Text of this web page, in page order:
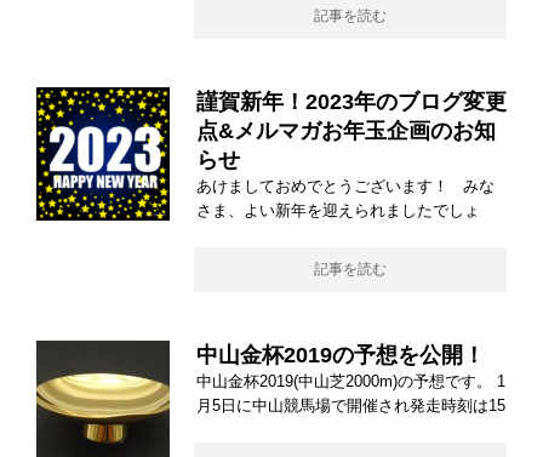
記事を読む
謹賀新年！2023年のブログ変更
点&メルマガお年玉企画のお知
らせ
あけましておめでとうございます！ みな
さま、よい新年を迎えられましたでしょ
記事を読む
中山金杯2019の予想を公開！
中山金杯2019(中山芝2000m)の予想です。 1
月5日に中山競馬場で開催され発走時刻は15